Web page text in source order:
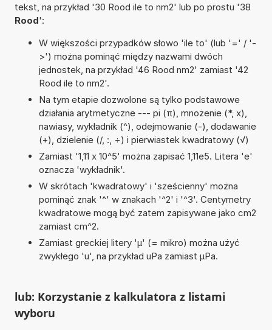
tekst, na przykład '30 Rood ile to nm2' lub po prostu '38
Rood':
W większości przypadków słowo 'ile to' (lub '=' / '-
>') można pominąć między nazwami dwóch
jednostek, na przykład '46 Rood nm2' zamiast '42
Rood ile to nm2'.
Na tym etapie dozwolone są tylko podstawowe
działania arytmetyczne --- pi (π), mnożenie (*, x),
nawiasy, wykładnik (^), odejmowanie (-), dodawanie
(+), dzielenie (/, :, ÷) i pierwiastek kwadratowy (√)
Zamiast '1,11 x 10^5' można zapisać 1,11e5. Litera 'e'
oznacza 'wykładnik'.
W skrótach 'kwadratowy' i 'sześcienny' można
pominąć znak '^' w znakach '^2' i '^3'. Centymetry
kwadratowe mogą być zatem zapisywane jako cm2
zamiast cm^2.
Zamiast greckiej litery 'µ' (= mikro) można użyć
zwykłego 'u', na przykład uPa zamiast µPa.
lub: Korzystanie z kalkulatora z listami
wyboru